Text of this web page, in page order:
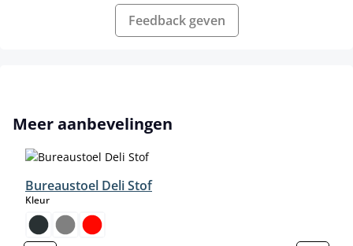
Feedback geven
Productgalerij overslaan
Meer aanbevelingen
Bureaustoel Deli Stof
Kleurselect